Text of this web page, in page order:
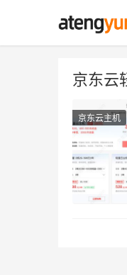
京东云
京东云主机